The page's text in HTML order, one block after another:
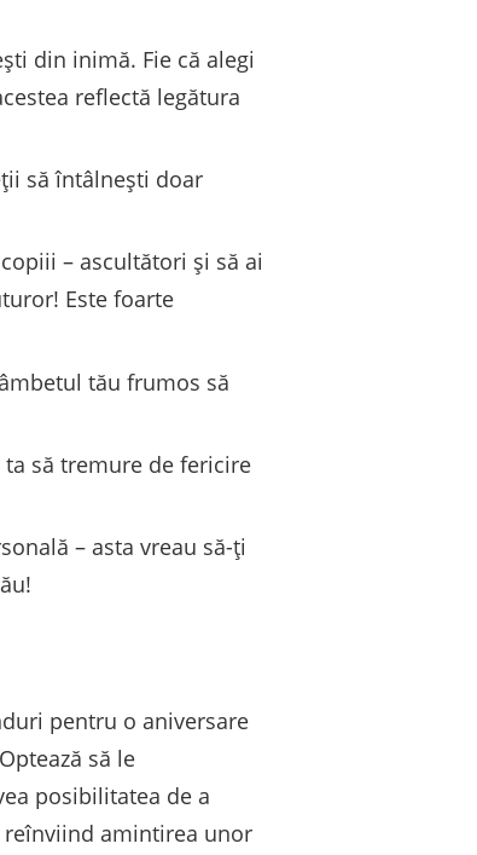
din inimă. Fie că alegi
reflectă legătura
să întâlnești doar
– ascultători și să ai
Este foarte
tău frumos să
să tremure de fericire
– asta vreau să-ți
pentru o aniversare
să le
posibilitatea de a
reînviind amintirea unor